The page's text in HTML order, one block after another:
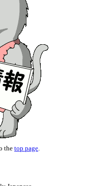
the top page.